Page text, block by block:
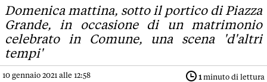
Domenica mattina, sotto il portico di Piazza
Grande, in occasione di un matrimonio
celebrato in Comune, una scena 'd'altri
tempi'
10 gennaio 2021 alle 12:58 1 minuto di lettura